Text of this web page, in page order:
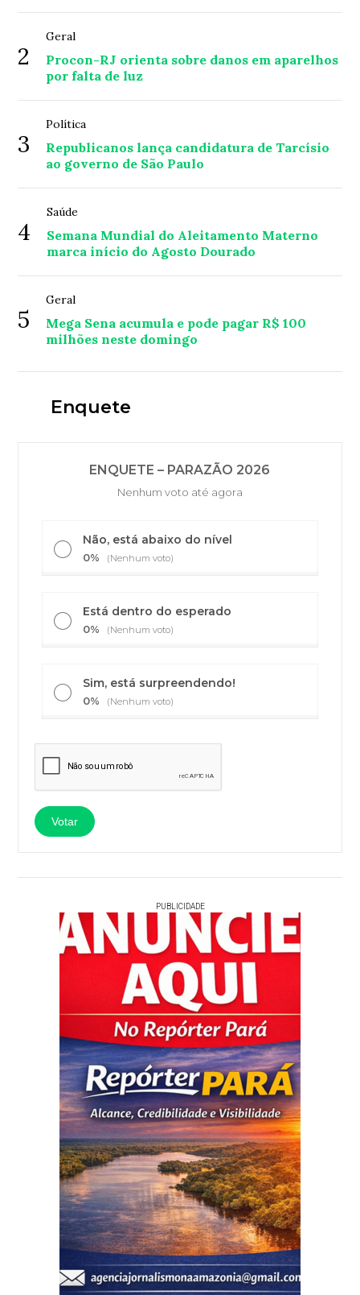
2
Geral
Procon-RJ orienta sobre danos em aparelhos
por falta de luz
3
Política
Republicanos lança candidatura de Tarcísio
ao governo de São Paulo
4
Saúde
Semana Mundial do Aleitamento Materno
marca início do Agosto Dourado
5
Geral
Mega Sena acumula e pode pagar R$ 100
milhões neste domingo
Enquete
ENQUETE – PARAZÃO 2026
Nenhum voto até agora
Não, está abaixo do nível
0% (Nenhum voto)
Está dentro do esperado
0% (Nenhum voto)
Sim, está surpreendendo!
0% (Nenhum voto)
PUBLICIDADE